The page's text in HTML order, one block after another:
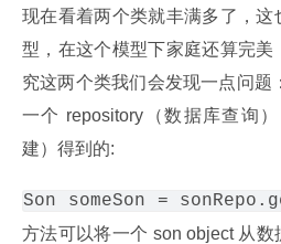
现在看着两个类就丰满多了，这
型，在这个模型下家庭还算完
究这两个类我们会发现一点问题
一个 repository（数据库查询
建）得到的:
Son someSon =
方法可以将一个 son object 从